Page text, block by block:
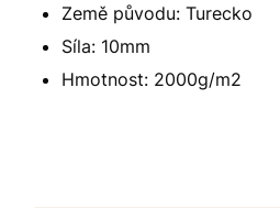
Země původu: Turecko
Síla: 10mm
Hmotnost: 2000g/m2